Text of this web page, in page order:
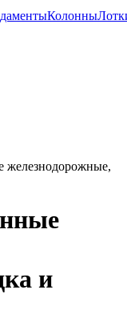
Колонны
железнодорожные,
и